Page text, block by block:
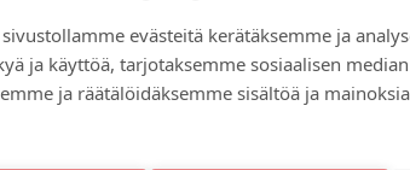
evästeitä kerätäksemme ja
ja käyttöä, tarjotaksemme sosiaalisen
ja räätälöidäksemme sisältöä ja
toimimaan naisiin
Steffansson.
naisten ja tyttöjen